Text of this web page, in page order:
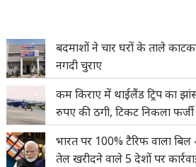
बदमाशों ने चार घरों के ताले
नगदी चुराए
कम किराए में थाईलैंड ट्रिप का
रुपए की ठगी, टिकट निकला फर्जी
भारत पर 100% टैरिफ वाला
तेल खरीदने वाले 5 देशों पर